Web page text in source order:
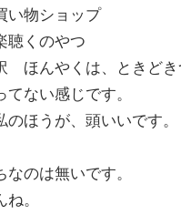
い物ショップ
聴くのやつ
ほんやくは、ときどき
ない感じです。
うが、頭いいです。
のは無いです。
。